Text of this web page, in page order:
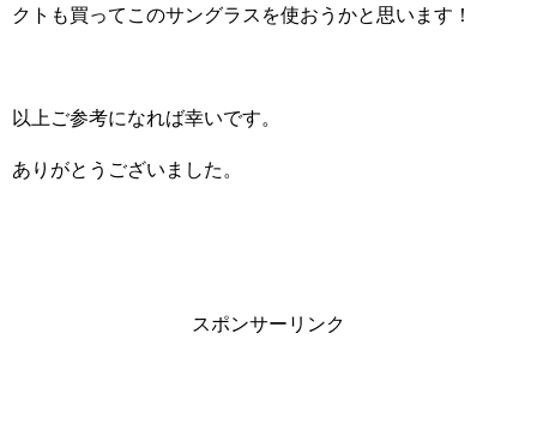
クトも買ってこのサングラスを使おうかと思います！
以上ご参考になれば幸いです。
ありがとうございました。
スポンサーリンク